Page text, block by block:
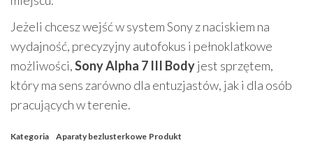
Jeżeli chcesz wejść w system Sony z naciskiem na
wydajność, precyzyjny autofokus i pełnoklatkowe
możliwości,Sony Alpha 7 III Bodyjest sprzętem,
który ma sens zarówno dla entuzjastów, jak i dla osób
pracujących w terenie.
Kategoria Aparaty bezlusterkowe Produkt